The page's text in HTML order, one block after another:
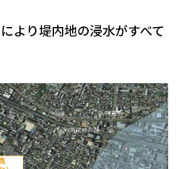
より堤内地の浸水がすべて